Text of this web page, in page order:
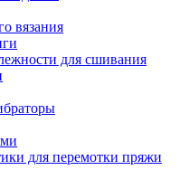
вязания
для сшивания
для перемотки пряжи